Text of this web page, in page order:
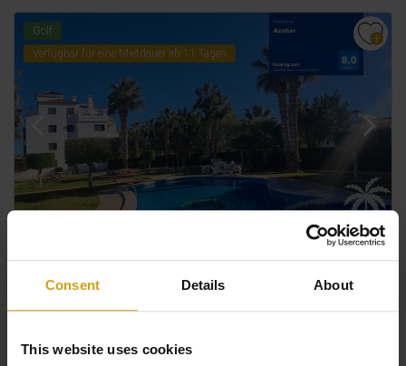
Consent Details About
This website uses cookies
Golf
Verfügbar für eine Mietdauer ab 11 Tagen
APARTMENT. URLAUBSVERMIETUNG